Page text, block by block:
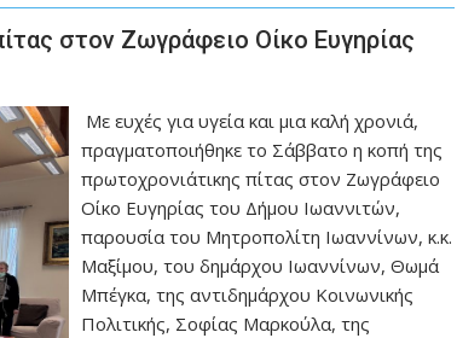
στον Ζωγράφειο Οίκο Ευγηρίας
Με ευχές για υγεία και μια καλή χρονιά,
πραγματοποιήθηκε το Σάββατο η κοπή της
πρωτοχρονιάτικης πίτας στον Ζωγράφειο
Οίκο Ευγηρίας του Δήμου Ιωαννιτών,
παρουσία του Μητροπολίτη Ιωαννίνων, κ.κ.
Μαξίμου, του δημάρχου Ιωαννίνων, Θωμά
Μπέγκα, της αντιδημάρχου Κοινωνικής
Πολιτικής, Σοφίας Μαρκούλα, της